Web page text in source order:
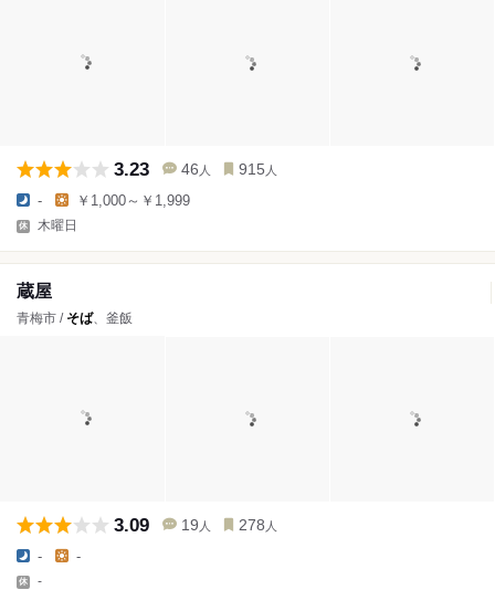
3.23 46 人 915 人
- ￥1,000～￥1,999
木曜日
蔵屋
青梅市 / そば、釜飯
3.09 19 人 278 人
- -
-